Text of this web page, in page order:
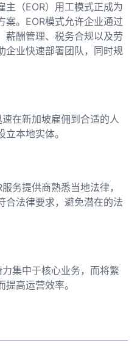
主（EOR）用工模式正成为
案。EOR模式允许企业通过
薪酬管理、税务合规以及劳
企业快速部署团队，同时规
在新加坡雇佣到合适的人
本地实体。
务提供商熟悉当地法律，
合法律要求，避免潜在的法
集中于核心业务，而将繁
高运营效率。